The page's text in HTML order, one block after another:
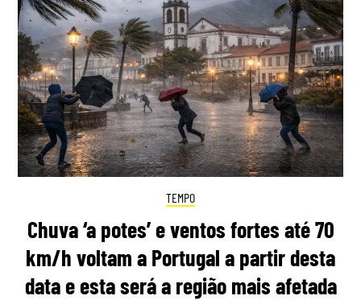
TEMPO
Chuva ‘a potes’ e ventos fortes até 70
km/h voltam a Portugal a partir desta
data e esta será a região mais afetada